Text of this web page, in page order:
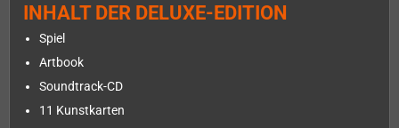
INHALT DER DELUXE-EDITION
Spiel
Artbook
Soundtrack-CD
11 Kunstkarten